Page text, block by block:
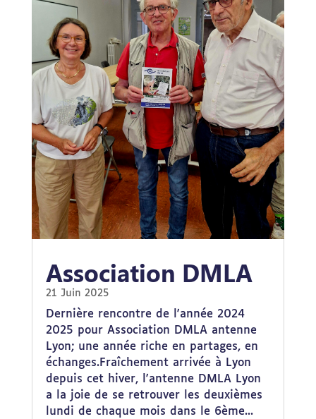
Association DMLA
21 Juin 2025
Dernière rencontre de l'année 2024
2025 pour Association DMLA antenne
Lyon; une année riche en partages, en
échanges.Fraîchement arrivée à Lyon
depuis cet hiver, l'antenne DMLA Lyon
a la joie de se retrouver les deuxièmes
lundi de chaque mois dans le 6ème...